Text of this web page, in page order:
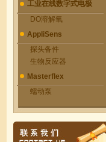
工业在线数字式电极
DO溶解氧
AppliSens
探头备件
生物反应器
Masterflex
蠕动泵